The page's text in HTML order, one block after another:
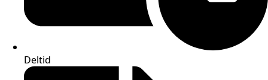
Deltid